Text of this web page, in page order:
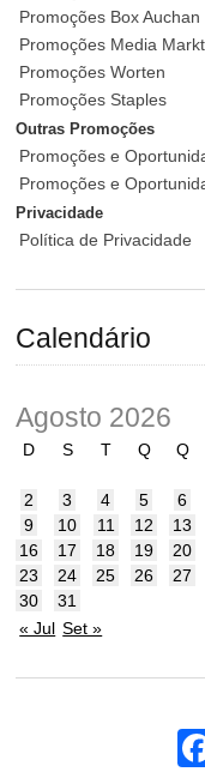
Promoções Box Auchan
Promoções Media Markt
Promoções Worten
Promoções Staples
Outras Promoções
Promoções e
Promoções e
Privacidade
Política de Privacidade
Calendário
Agosto 2026
D S T Q Q
2
3 4 5 6
9
10 11 12 13
16
17 18 19 20
23
24 25 26 27
30
31
« Jul Set »